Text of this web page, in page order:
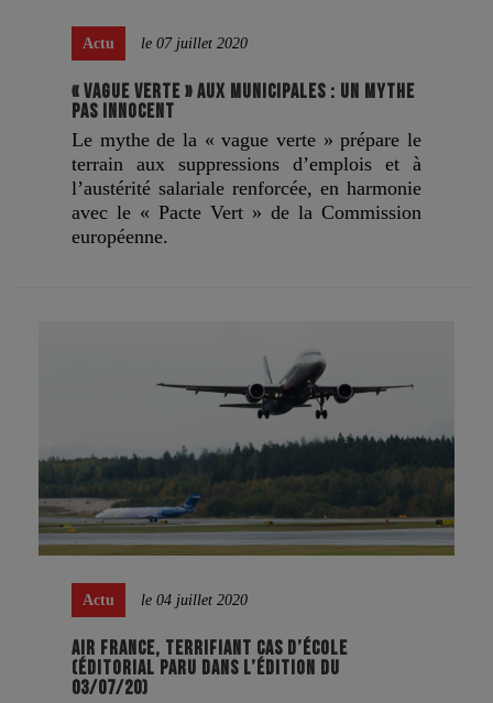
Actu le 07 juillet 2020
« VAGUE VERTE » AUX MUNICIPALES : UN MYTHE
PAS INNOCENT
Le mythe de la « vague verte » prépare le
terrain aux suppressions d’emplois et à
l’austérité salariale renforcée, en harmonie
avec le « Pacte Vert » de la Commission
européenne.
Actu le 04 juillet 2020
AIR FRANCE, TERRIFIANT CAS D’ÉCOLE
(ÉDITORIAL PARU DANS L’ÉDITION DU
03/07/20)